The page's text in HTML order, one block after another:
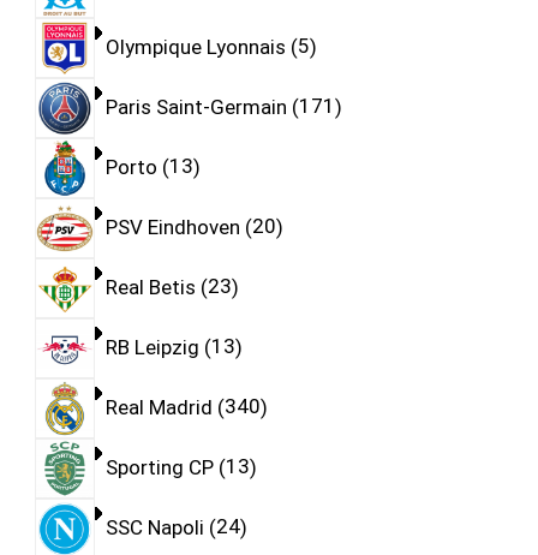
Olympique Lyonnais 5
Paris Saint-Germain 171
Porto 13
PSV Eindhoven 20
Real Betis 23
RB Leipzig 13
Real Madrid 340
Sporting CP 13
SSC Napoli 24